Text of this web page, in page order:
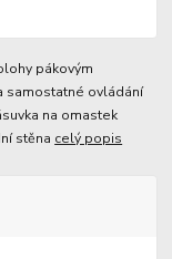
pákovým
samostatné ovládání
na omastek
stěna celý popis